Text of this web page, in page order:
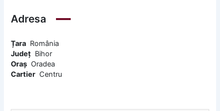
Adresa
Țara România
Județ Bihor
Oraș Oradea
Cartier Centru